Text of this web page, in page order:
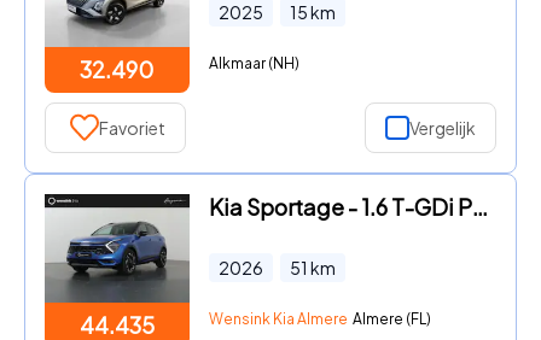
32.490
2025 15km
Alkmaar (NH)
Favoriet Vergelijk
44.435
Kia Sportage - 1.6 T-GDi Plug-in Hybrid AWD GT-PlusLine Edition | Panoramad
2026 51 km
Wensink Kia Almere Almere (FL)